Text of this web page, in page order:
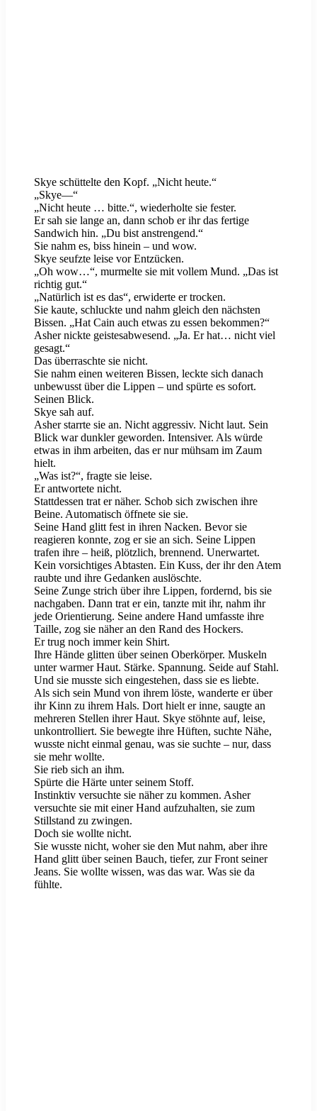
Skye schüttelte den Kopf. „Nicht heute.“
„Skye—“
„Nicht heute … bitte.“, wiederholte sie fester.
Er sah sie lange an, dann schob er ihr das fertige
Sandwich hin. „Du bist anstrengend.“
Sie nahm es, biss hinein – und wow.
Skye seufzte leise vor Entzücken.
„Oh wow…“, murmelte sie mit vollem Mund. „Das ist
richtig gut.“
„Natürlich ist es das“, erwiderte er trocken.
Sie kaute, schluckte und nahm gleich den nächsten
Bissen. „Hat Cain auch etwas zu essen bekommen?“
Asher nickte geistesabwesend. „Ja. Er hat… nicht viel
gesagt.“
Das überraschte sie nicht.
Sie nahm einen weiteren Bissen, leckte sich danach
unbewusst über die Lippen – und spürte es sofort.
Seinen Blick.
Skye sah auf.
Asher starrte sie an. Nicht aggressiv. Nicht laut. Sein
Blick war dunkler geworden. Intensiver. Als würde
etwas in ihm arbeiten, das er nur mühsam im Zaum
hielt.
„Was ist?“, fragte sie leise.
Er antwortete nicht.
Stattdessen trat er näher. Schob sich zwischen ihre
Beine. Automatisch öffnete sie sie.
Seine Hand glitt fest in ihren Nacken. Bevor sie
reagieren konnte, zog er sie an sich. Seine Lippen
trafen ihre – heiß, plötzlich, brennend. Unerwartet.
Kein vorsichtiges Abtasten. Ein Kuss, der ihr den Atem
raubte und ihre Gedanken auslöschte.
Seine Zunge strich über ihre Lippen, fordernd, bis sie
nachgaben. Dann trat er ein, tanzte mit ihr, nahm ihr
jede Orientierung. Seine andere Hand umfasste ihre
Taille, zog sie näher an den Rand des Hockers.
Er trug noch immer kein Shirt.
Ihre Hände glitten über seinen Oberkörper. Muskeln
unter warmer Haut. Stärke. Spannung. Seide auf Stahl.
Und sie musste sich eingestehen, dass sie es liebte.
Als sich sein Mund von ihrem löste, wanderte er über
ihr Kinn zu ihrem Hals. Dort hielt er inne, saugte an
mehreren Stellen ihrer Haut. Skye stöhnte auf, leise,
unkontrolliert. Sie bewegte ihre Hüften, suchte Nähe,
wusste nicht einmal genau, was sie suchte – nur, dass
sie mehr wollte.
Sie rieb sich an ihm.
Spürte die Härte unter seinem Stoff.
Instinktiv versuchte sie näher zu kommen. Asher
versuchte sie mit einer Hand aufzuhalten, sie zum
Stillstand zu zwingen.
Doch sie wollte nicht.
Sie wusste nicht, woher sie den Mut nahm, aber ihre
Hand glitt über seinen Bauch, tiefer, zur Front seiner
Jeans. Sie wollte wissen, was das war. Was sie da
fühlte.